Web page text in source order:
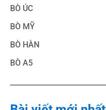
BÒ ÚC
BÒ MỸ
BÒ HÀN
BÒ A5